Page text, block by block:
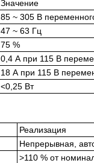
Значение
85 ~ 305 В
47 ~ 63 Гц
75 %
0,4 А при 115 В
18 А при 115 В
<0,25 Вт
Реализация
Непрерывная,
>110 % от